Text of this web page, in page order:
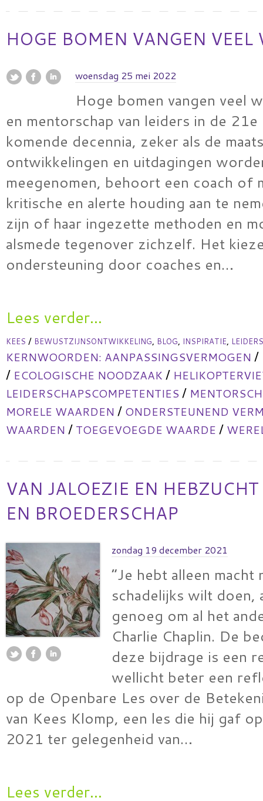
HOGE BOMEN VANGEN
woensdag 25 mei 2022
Hoge bomen vangen veel
en mentorschap van leiders in de
komende decennia, zeker als de
ontwikkelingen en uitdagingen
meegenomen, behoort een coach of
kritische en alerte houding aan te
zijn of haar ingezette methoden en
alsmede tegenover zichzelf. Het
ondersteuning door coaches en…
Lees verder...
KEES / BEWUSTZIJNSONTWIKKELING, BLOG, INSPIRATIE,
KERNWOORDEN: AANPASSINGSVERMOGEN /
/ ECOLOGISCHE NOODZAAK /
LEIDERSCHAPSCOMPETENTIES /
MORELE WAARDEN / ONDERSTEUNEND
WAARDEN / TOEGEVOEGDE WAARDE /
VAN JALOEZIE EN
EN BROEDERSCHAP
zondag 19 december 2021
“Je hebt alleen macht
schadelijks wilt doen,
genoeg om al het
Charlie Chaplin. De
deze bijdrage is een
wellicht beter een
op de Openbare Les over de
van Kees Klomp, een les die hij gaf
2021 ter gelegenheid van…
Lees verder...